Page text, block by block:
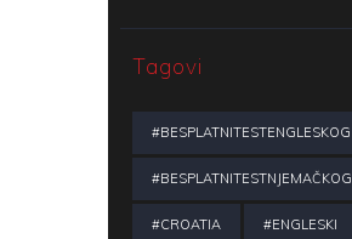
Tagovi
#BESPLATNITESTENGLESKOG
#BESPLATNITESTNJEMAČKOG
#CROATIA #ENGLESKI